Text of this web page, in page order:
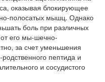
оказывая блокирующее
полосатых мышц. Однако
боль при различных
его мы-шечно-
за счет уменьшения
пептида и
и сосудистого